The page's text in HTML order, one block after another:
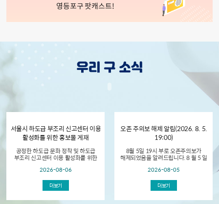
영등포구 팟캐스트!
서울시 하도급 부조리 신고센터 이용
활성화를 위한 홍보물 게재
공정한 하도급 문화 정착 및 하도급
부조리 신고센터 이용 활성화를 위한
2026-08-06
더보기
오존 주의보 해제 알림(2026. 8. 5.
19:00)
8월 5일 19시 부로 오존주의보가
해제되었음을 알려드립니다. 8 월 5 일
0.12ppm 이상으로 오존주의...
2026-08-05
더보기